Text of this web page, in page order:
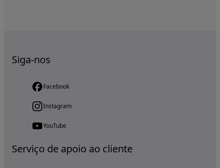
Siga-nos
Facebook
Instagram
YouTube
Serviço de apoio ao cliente